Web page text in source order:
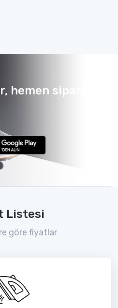
hemen sipariş
Listesi
göre fiyatlar